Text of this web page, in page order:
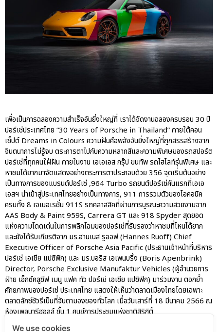
เพื่อเป็นการฉลองความสำเร็จอันยิ่งใหญ่ที่ เราได้จัดงานฉลองครบรอบ 30 ปี
ปอร์เช่ประเทศไทย “30 Years of Porsche in Thailand” ภายใต้คอน
เซ็ปต์ Dreams in Colours ความฝันคือพลังอันยิ่งใหญ่ที่ถูกสรรสร้างจาก
จินตนาการไม่รู้จบ ตระการตาไปกับความหลากสีและความพิเศษของรถสปอร์ต
ปอร์เช่ที่ทุกคนใฝ่ฝัน ภายในงาน เอเอเอส กรุ๊ป ขนทัพ รถไฮไลท์รุ่นพิเศษ และ
หาชมได้ยากมาจัดแสดงอย่างตระการตาประกอบด้วย 356 จุดเริ่มต้นอย่าง
เป็นทางการของแบรนด์ปอร์เช่ ,964 Turbo รถยนต์ปอร์เช่คันแรกที่เอเอ
เอสฯ นำเข้าสู่ประเทศไทยอย่างเป็นทางการ, 911 การรวมตัวของไอคอนิค
ครบทั้ง 8 เจเนอเรชั่น 911S รถคลาสสิคที่ผ่านการบูรณะความสวยงามจาก
AAS Body & Paint 959S, Carrera GT และ 918 Spyder สุดยอด
แห่งความโดดเด่นในการพลิกโฉมของปอร์เช่ที่รับรองว่าหาชมที่ไหนได้ยาก
และยังได้รับเกียรติจาก มร.ฮานเนส รูออฟ (Hannes Ruoff) Chief
Executive Officer of Porsche Asia Pacific (ประธานเจ้าหน้าที่บริหาร
ปอร์เช่ เอเชีย แปซิฟิก) และ มร.บอริส เอเพนบริ้ง (Boris Apenbrink)
Director, Porsche Exclusive Manufaktur Vehicles (ผู้อำนวยการ
ฝ่าย เอ็กซ์คลูซีฟ เมนู แฟค ทัว ปอร์เช่ เอเชีย แปซิฟิก) มาร่วมงาน ตอกย้ำ
ศักยภาพของปอร์เช่ ประเทศไทย แสดงให้เห็นว่าตลาดเมืองไทยโดยเฉพาะ
ตลาดลักซ์ชัวรีเป็นที่จับตามองของทั่วโลก เมื่อวันเสาร์ที่ 18 มีนาคม 2566 ณ
ห้องเพลนารีฮอลล์ ชั้น 1 ศูนย์การประชุมแห่งชาติสิริกิติ์
We use cookies